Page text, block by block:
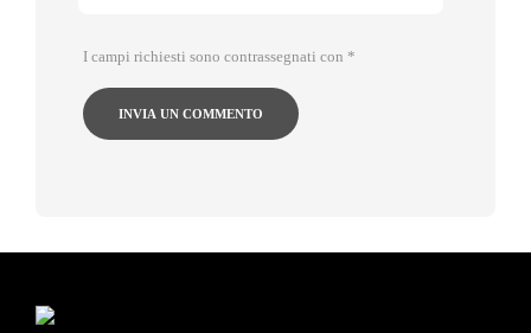
I campi richiesti sono contrassegnati con *